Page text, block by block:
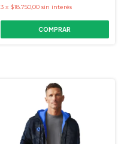
3 x $18.750,00 sin interés
COMPRAR